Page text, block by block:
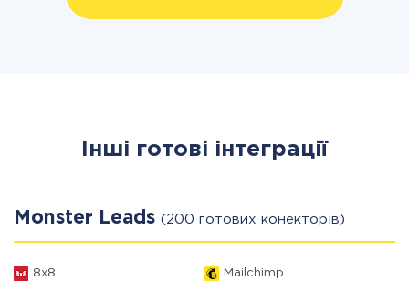
Інші готові інтеграції
Monster Leads (200 готових конекторів)
8x8 Mailchimp